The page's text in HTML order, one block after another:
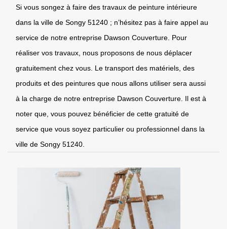
Si vous songez à faire des travaux de peinture intérieure
dans la ville de Songy 51240 ; n’hésitez pas à faire appel au
service de notre entreprise Dawson Couverture. Pour
réaliser vos travaux, nous proposons de nous déplacer
gratuitement chez vous. Le transport des matériels, des
produits et des peintures que nous allons utiliser sera aussi
à la charge de notre entreprise Dawson Couverture. Il est à
noter que, vous pouvez bénéficier de cette gratuité de
service que vous soyez particulier ou professionnel dans la
ville de Songy 51240.